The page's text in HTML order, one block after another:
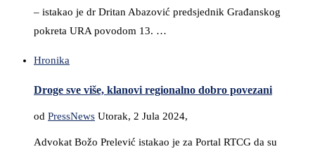
– istakao je dr Dritan Abazović predsjednik Građanskog
pokreta URA povodom 13. …
Hronika
Droge sve više, klanovi regionalno dobro povezani
od PressNews Utorak, 2 Jula 2024,
Advokat Božo Prelević istakao je za Portal RTCG da su